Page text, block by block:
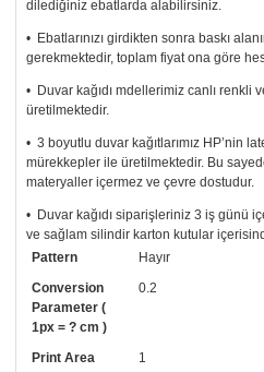
dilediğiniz ebatlarda alabilirsiniz.
• Ebatlarınızı girdikten sonra baskı
gerekmektedir, toplam fiyat ona göre
• Duvar kağıdı mdellerimiz canlı renkli
üretilmektedir.
• 3 boyutlu duvar kağıtlarımız HP’nin
mürekkepler ile üretilmektedir. Bu
materyaller içermez ve çevre dostudur.
• Duvar kağıdı siparişleriniz 3 iş günü
ve sağlam silindir karton kutular
• Tutkalınız, siparişiniz ile birlikte
Uygulaması standart duvar kağıdı ile
uygulama kılavuzu da gönderilecektir.
arayıp talebinizi iletebilirsiniz.
Pattern
Hayır
Conversion
Parameter (
1px = ? cm )
0.2
Print Area
1